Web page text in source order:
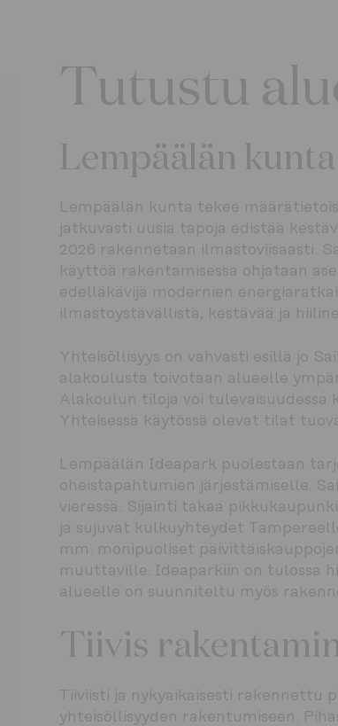
Tutustu
Lempäälän kunta
Lempäälän kunta tekee
jatkuvasti uusia tapoja edistää
2026 rakennetaan ilmastoviisaasti.
käyttöä rakentamisessa ohjataan
edelläkävijä modernien
ilmastoystävällistä, kestävää ja
Yhteisöllisyys on vahvasti esillä jo
alakoulusta toivotaan alueelle
Alakoulun tiloja voi
Yhteisessä käytössä olevat tilat
Lempäälän Ideapark puolestaan
oheistapahtumien järjestämiselle.
vieressä. Sijainti takaa
ja sujuvat kulkuyhteydet
mm. monipuoliset
muuttaville. Ideaparkiin on tulossa
alueelle on suunniteltu myös
Tiivis
Tiiviisti ja nykyaikaisesti rakennettu
yhteisöllisyyden rakentumiseen.